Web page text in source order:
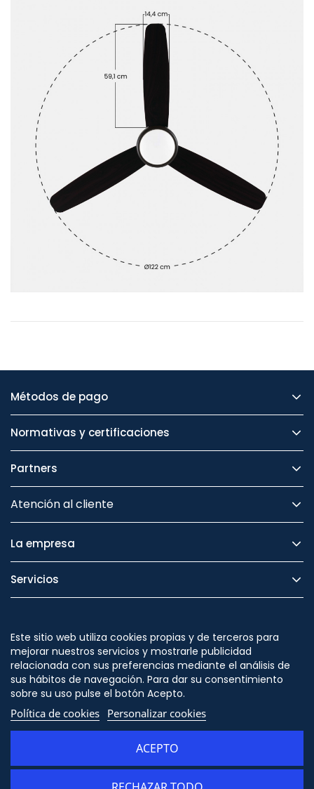
Métodos de pago
Normativas y certificaciones
Partners
Atención al cliente
La empresa
Servicios
Seguridad
Este sitio web utiliza cookies propias y de terceros para
mejorar nuestros servicios y mostrarle publicidad
relacionada con sus preferencias mediante el análisis de
sus hábitos de navegación. Para dar su consentimiento
sobre su uso pulse el botón Acepto.
Política de cookies Personalizar cookies
ACEPTO
Síguenos en